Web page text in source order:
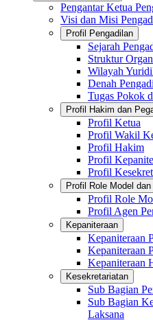
Pengantar Ketua
Visi dan Misi
Profil Pengadilan
Sejarah
Struktur
Wilayah
Denah
Tugas Pokok
Profil Hakim dan
Profil Ketua
Profil Wakil
Profil Hakim
Profil
Profil
Profil Role Model
Profil Role
Profil Agen
Kepaniteraan
Kepaniteraan
Kepaniteraan
Kepaniteraan
Kesekretariatan
Sub Bagian
Sub Bagian
Laksana